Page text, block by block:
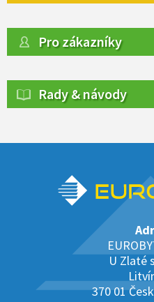
Pro zákazníky
Rady & návody
U Zlaté
370 01